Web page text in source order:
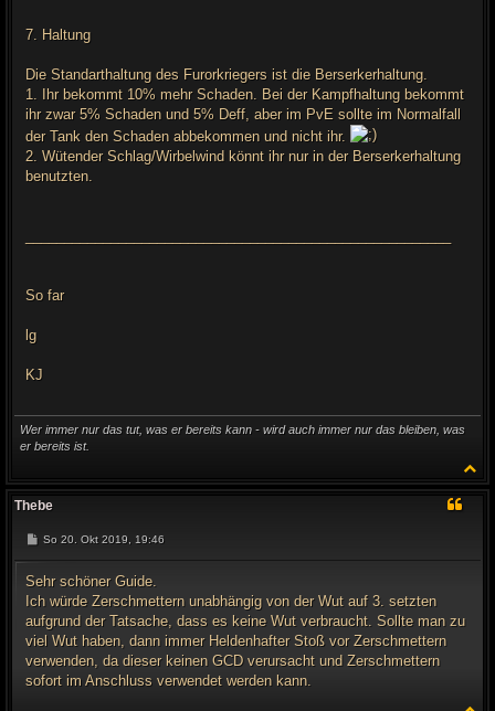
7. Haltung
Die Standarthaltung des Furorkriegers ist die Berserkerhaltung.
1. Ihr bekommt 10% mehr Schaden. Bei der Kampfhaltung bekommt
ihr zwar 5% Schaden und 5% Deff, aber im PvE sollte im Normalfall
der Tank den Schaden abbekommen und nicht ihr.
2. Wütender Schlag/Wirbelwind könnt ihr nur in der Berserkerhaltung
benutzten.
So far
lg
KJ
Wer immer nur das tut, was er bereits kann - wird auch immer nur das bleiben, was
er bereits ist.
a
c
Thebe
B
i
t
r
a
g
So 20. Okt 2019, 19:46
Sehr schöner Guide.
Ich würde Zerschmettern unabhängig von der Wut auf 3. setzten
aufgrund der Tatsache, dass es keine Wut verbraucht. Sollte man zu
viel Wut haben, dann immer Heldenhafter Stoß vor Zerschmettern
verwenden, da dieser keinen GCD verursacht und Zerschmettern
sofort im Anschluss verwendet werden kann.